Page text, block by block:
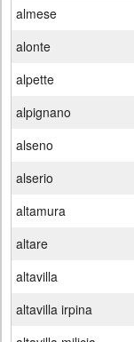
almese
alonte
alpette
alpignano
alseno
alserio
altamura
altare
altavilla
altavilla irpina